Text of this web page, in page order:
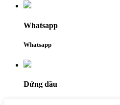
Whatsapp
Whatsapp
Đứng đầu